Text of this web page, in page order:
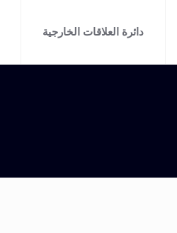
دائرة العلاقات الخارجية